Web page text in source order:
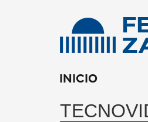
INICIO